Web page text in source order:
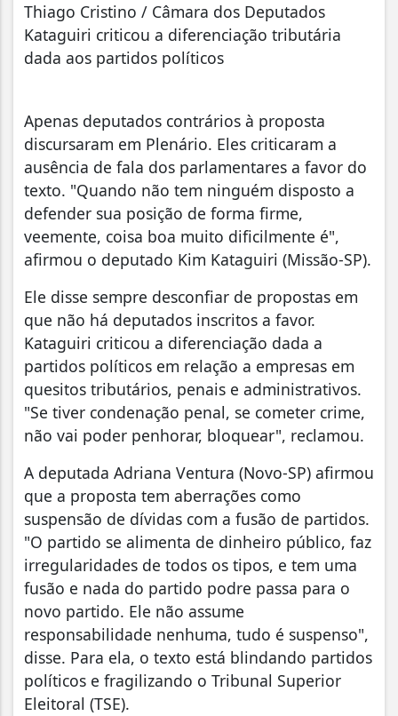
Thiago Cristino / Câmara dos Deputados
Kataguiri criticou a diferenciação tributária
dada aos partidos políticos
Apenas deputados contrários à proposta
discursaram em Plenário. Eles criticaram a
ausência de fala dos parlamentares a favor do
texto. "Quando não tem ninguém disposto a
defender sua posição de forma firme,
veemente, coisa boa muito dificilmente é",
afirmou o deputado Kim Kataguiri (Missão-SP).
Ele disse sempre desconfiar de propostas em
que não há deputados inscritos a favor.
Kataguiri criticou a diferenciação dada a
partidos políticos em relação a empresas em
quesitos tributários, penais e administrativos.
"Se tiver condenação penal, se cometer crime,
não vai poder penhorar, bloquear", reclamou.
A deputada Adriana Ventura (Novo-SP) afirmou
que a proposta tem aberrações como
suspensão de dívidas com a fusão de partidos.
"O partido se alimenta de dinheiro público, faz
irregularidades de todos os tipos, e tem uma
fusão e nada do partido podre passa para o
novo partido. Ele não assume
responsabilidade nenhuma, tudo é suspenso",
disse. Para ela, o texto está blindando partidos
políticos e fragilizando o Tribunal Superior
Eleitoral (TSE).